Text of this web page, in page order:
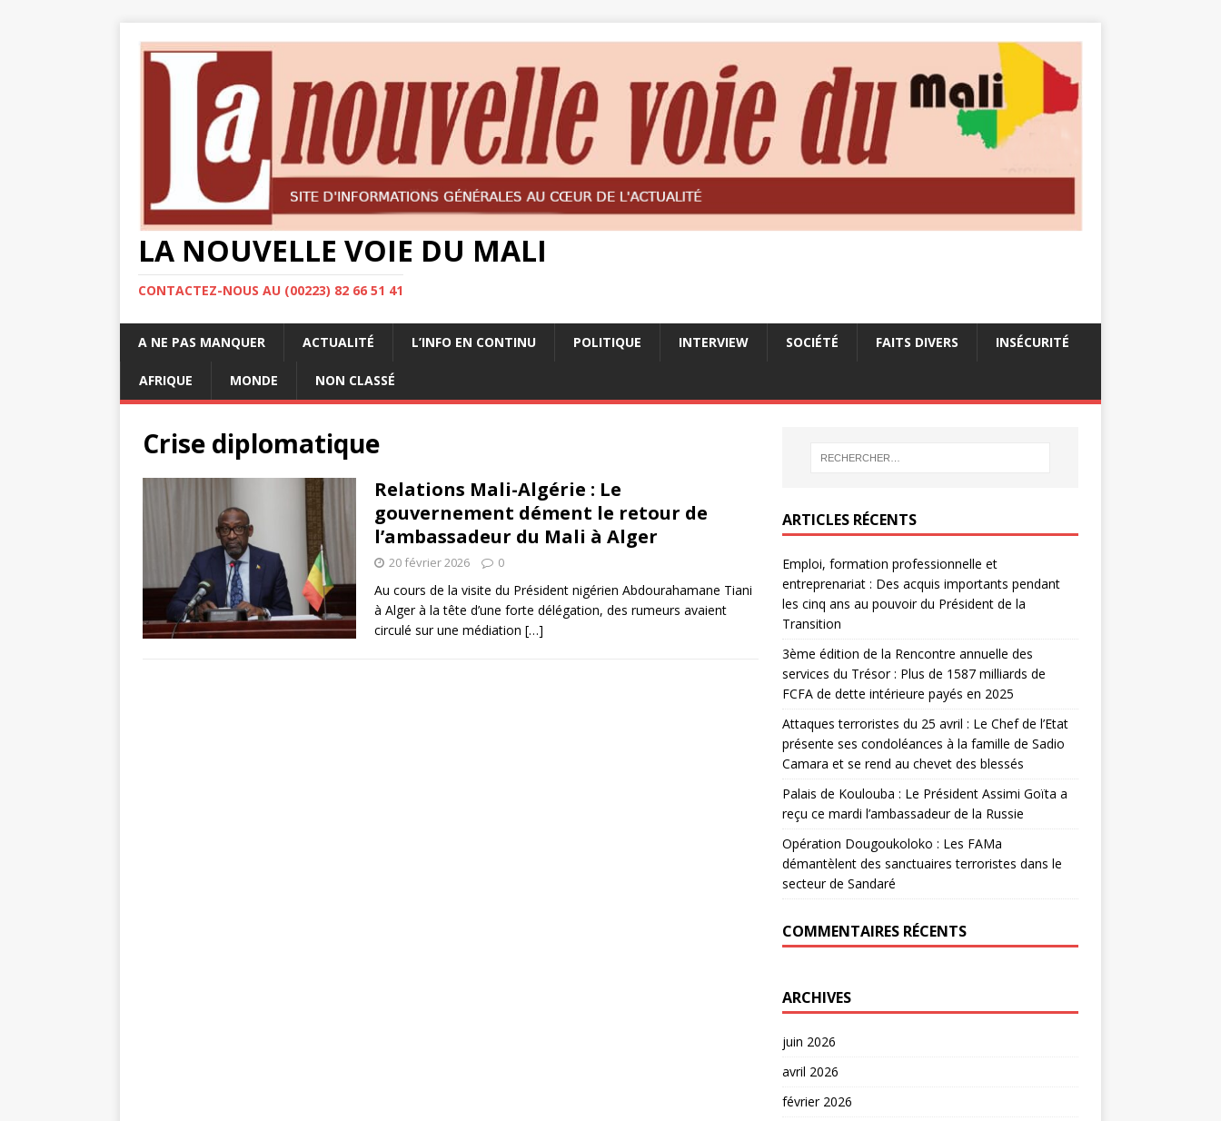
LA NOUVELLE VOIE DU MALI
CONTACTEZ-NOUS AU (00223) 82 66 51 41
A NE PAS MANQUER ACTUALITÉ L’INFO EN CONTINU POLITIQUE INTERVIEW SOCIÉTÉ FAITS DIVERS INSÉCURITÉ
AFRIQUE MONDE NON CLASSÉ
Crise diplomatique
Relations Mali-Algérie : Le
gouvernement dément le retour de
l’ambassadeur du Mali à Alger
20 février 2026 0
Au cours de la visite du Président nigérien Abdourahamane Tiani
à Alger à la tête d’une forte délégation, des rumeurs avaient
circulé sur une médiation […]
ARTICLES RÉCENTS
Emploi, formation professionnelle et
entreprenariat : Des acquis importants pendant
les cinq ans au pouvoir du Président de la
Transition
3ème édition de la Rencontre annuelle des
services du Trésor : Plus de 1587 milliards de
FCFA de dette intérieure payés en 2025
Attaques terroristes du 25 avril : Le Chef de l’Etat
présente ses condoléances à la famille de Sadio
Camara et se rend au chevet des blessés
Palais de Koulouba : Le Président Assimi Goïta a
reçu ce mardi l’ambassadeur de la Russie
Opération Dougoukoloko : Les FAMa
démantèlent des sanctuaires terroristes dans le
secteur de Sandaré
COMMENTAIRES RÉCENTS
ARCHIVES
juin 2026
avril 2026
février 2026